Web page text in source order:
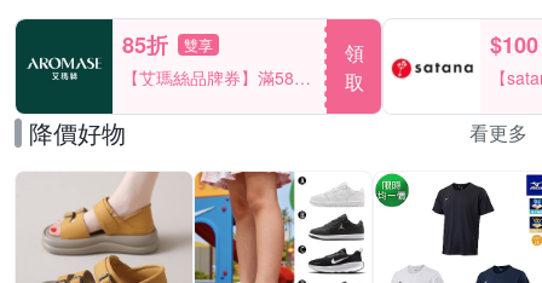
85折 雙享
【艾瑪絲品牌券】滿580
領
取
$100
【
降價好物 看更多